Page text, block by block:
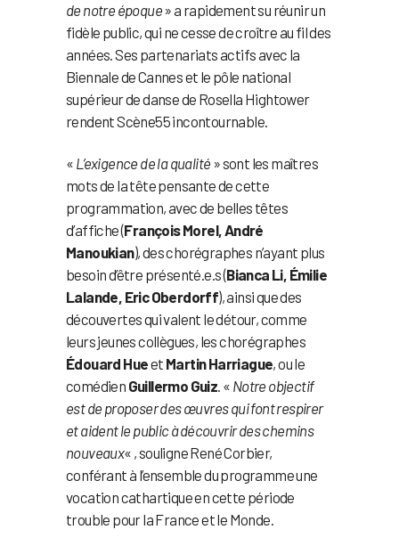
de notre époque » a rapidement su réunir un
fidèle public, qui ne cesse de croître au fil des
années. Ses partenariats actifs avec la
Biennale de Cannes et le pôle national
supérieur de danse de Rosella Hightower
rendent Scène55 incontournable.
« L’exigence de la qualité » sont les maîtres
mots de la tête pensante de cette
programmation, avec de belles têtes
d’affiche (François Morel, André
Manoukian), des chorégraphes n’ayant plus
besoin d’être présenté.e.s (Bianca Li, Émilie
Lalande, Eric Oberdorff), ainsi que des
découvertes qui valent le détour, comme
leurs jeunes collègues, les chorégraphes
Édouard Hueet Martin Harriague, ou le
comédien Guillermo Guiz. « Notre objectif
est de proposer des œuvres qui font respirer
et aident le public à découvrir des chemins
nouveaux« , souligne René Corbier,
conférant à l’ensemble du programme une
vocation cathartique en cette période
trouble pour la France et le Monde.